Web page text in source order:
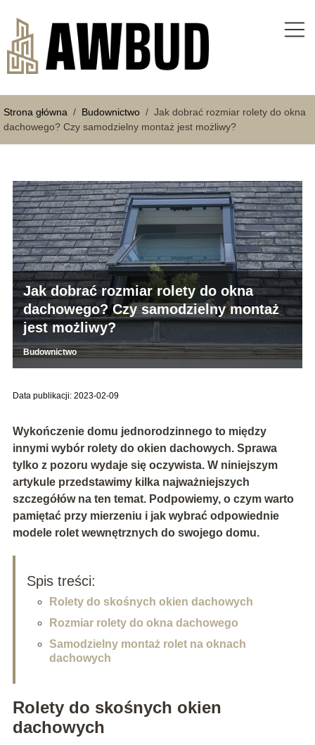
Strona główna / Budownictwo / Jak dobrać rozmiar rolety do okna
dachowego? Czy samodzielny montaż jest możliwy?
Jak dobrać rozmiar rolety do okna
dachowego? Czy samodzielny montaż
jest możliwy?
Budownictwo
Data publikacji: 2023-02-09
Wykończenie domu jednorodzinnego to między
innymi wybór rolety do okien dachowych. Sprawa
tylko z pozoru wydaje się oczywista. W niniejszym
artykule przedstawimy kilka najważniejszych
szczegółów na ten temat. Podpowiemy, o czym warto
pamiętać przy mierzeniu i jak wybrać odpowiednie
modele rolet wewnętrznych do swojego domu.
Spis treści:
Rolety do skośnych okien dachowych
Rozmiar rolety do okna dachowego
Samodzielny montaż rolet na oknach
dachowych
Rolety do skośnych okien
dachowych